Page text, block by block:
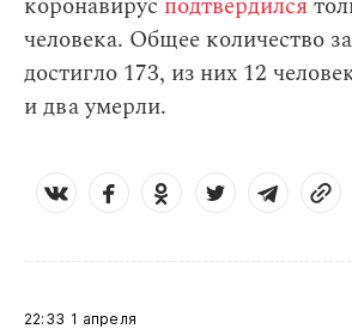
человека. Общее количество
достигло 173, из них 12
и два умерли.
22:33 1 апреля